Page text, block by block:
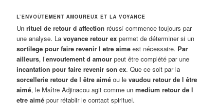
L’ENVOÛTEMENT AMOUREUX ET LA VOYANCE
Unrituel de retour d affection réussi commence toujours par
une analyse. Lavoyance retour ex permet de déterminer si un
sortilege pour faire revenir l etre aime est nécessaire. Par
ailleurs, l’envoutement d amour peut être complété par une
incantation pour faire revenir son ex. Que ce soit par la
sorcellerie retour de l être aimé ou levaudou retour de l être
aimé, le Maître Adjinacou agit comme unmedium retour de l
etre aimé pour rétablir le contact spirituel.